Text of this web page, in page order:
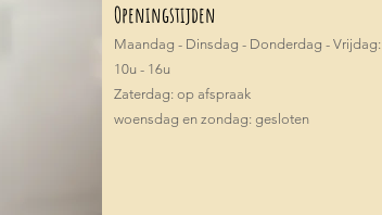
Openingstijden
Maandag - Dinsdag - Donderdag - Vrijdag:
10u - 16u
​​Zaterdag: op afspraak
woensdag en zondag: gesloten